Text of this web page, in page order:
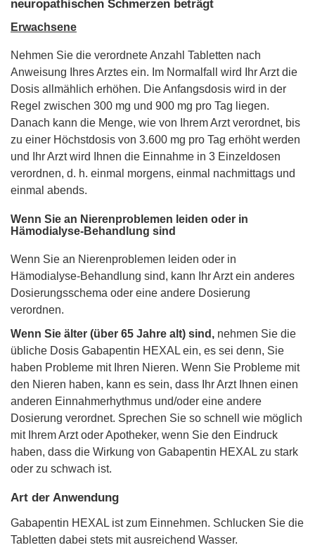
neuropathischen Schmerzen beträgt
Erwachsene
Nehmen Sie die verordnete Anzahl Tabletten nach
Anweisung Ihres Arztes ein. Im Normalfall wird Ihr Arzt die
Dosis allmählich erhöhen. Die Anfangsdosis wird in der
Regel zwischen 300 mg und 900 mg pro Tag liegen.
Danach kann die Menge, wie von Ihrem Arzt verordnet, bis
zu einer Höchstdosis von 3.600 mg pro Tag erhöht werden
und Ihr Arzt wird Ihnen die Einnahme in 3 Einzeldosen
verordnen, d. h. einmal morgens, einmal nachmittags und
einmal abends.
Wenn Sie an Nierenproblemen leiden oder in
Hämodialyse-Behandlung sind
Wenn Sie an Nierenproblemen leiden oder in
Hämodialyse-Behandlung sind, kann Ihr Arzt ein anderes
Dosierungsschema oder eine andere Dosierung
verordnen.
Wenn Sie älter (über 65 Jahre alt) sind, nehmen Sie die
übliche Dosis Gabapentin HEXAL ein, es sei denn, Sie
haben Probleme mit Ihren Nieren. Wenn Sie Probleme mit
den Nieren haben, kann es sein, dass Ihr Arzt Ihnen einen
anderen Einnahmerhythmus und/oder eine andere
Dosierung verordnet. Sprechen Sie so schnell wie möglich
mit Ihrem Arzt oder Apotheker, wenn Sie den Eindruck
haben, dass die Wirkung von Gabapentin HEXAL zu stark
oder zu schwach ist.
Art der Anwendung
Gabapentin HEXAL ist zum Einnehmen. Schlucken Sie die
Tabletten dabei stets mit ausreichend Wasser.